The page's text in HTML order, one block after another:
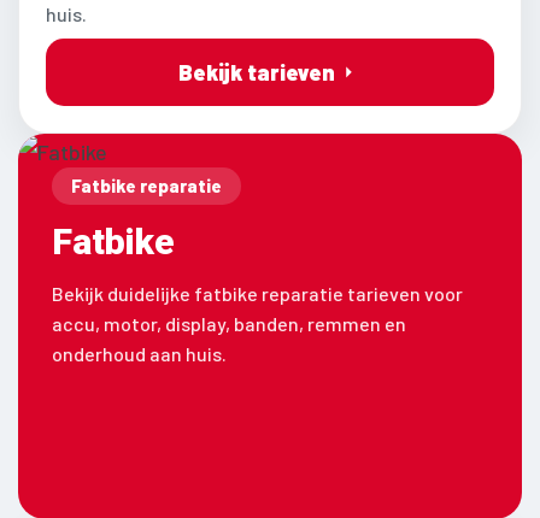
huis.
Bekijk tarieven
Fatbike reparatie
Fatbike
Bekijk duidelijke fatbike reparatie tarieven voor
accu, motor, display, banden, remmen en
onderhoud aan huis.